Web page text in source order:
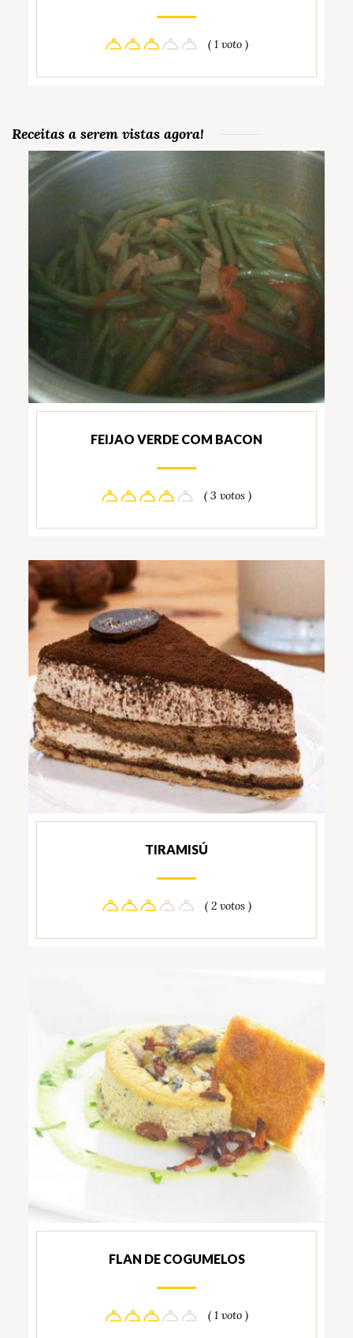
( 1 voto )
Receitas a serem vistas agora!
FEIJAO VERDE COM BACON
( 3 votos )
TIRAMISÚ
( 2 votos )
FLAN DE COGUMELOS
( 1 voto )